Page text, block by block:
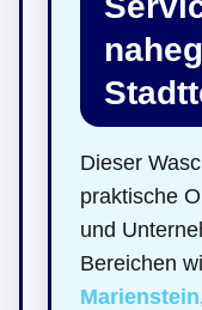
Dieser
praktische
und
Bereichen
Marienstein